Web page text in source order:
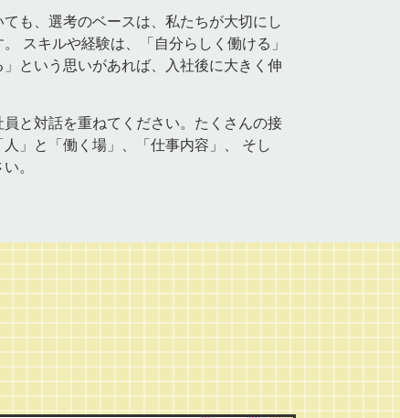
も、選考のベースは、私たちが大切にし
スキルや経験は、「自分らしく働ける」
」という思いがあれば、入社後に大きく伸
と対話を重ねてください。たくさんの接
」と「働く場」、「仕事内容」、 そし
。